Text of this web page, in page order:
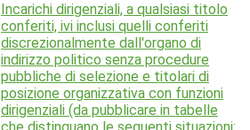
Incarichi dirigenziali, a qualsiasi titolo
conferiti, ivi inclusi quelli conferiti
discrezionalmente dall'organo di
indirizzo politico senza procedure
pubbliche di selezione e titolari di
posizione organizzativa con funzioni
dirigenziali (da pubblicare in tabelle